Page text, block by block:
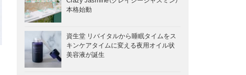
本格始動
資生堂 リバイタルから睡眠タイムをス
キンケアタイムに変える夜用オイル状
美容液が誕生